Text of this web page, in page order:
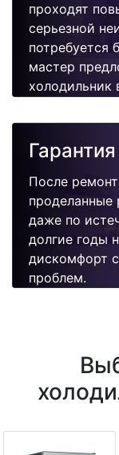
проходят
серьезной
потребуется
мастер
холодильник
После
проделанные
даже по
долгие годы
дискомфорт
проблем.